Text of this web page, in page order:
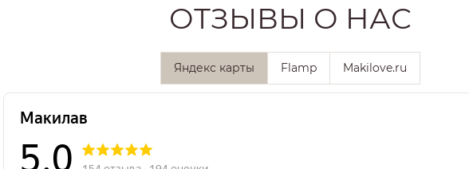
ОТЗЫВЫ О НАС
Яндекс карты Flamp Makilove.ru